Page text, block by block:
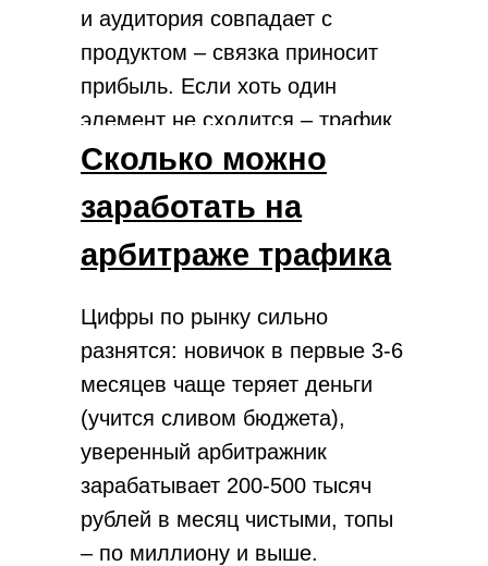
и аудитория совпадает с
продуктом – связка приносит
прибыль. Если хоть один
элемент не сходится – трафик
сливается без конверсий.
Сколько можно
заработать на
арбитраже трафика
Цифры по рынку сильно
разнятся: новичок в первые 3-6
месяцев чаще теряет деньги
(учится сливом бюджета),
уверенный арбитражник
зарабатывает 200-500 тысяч
рублей в месяц чистыми, топы
– по миллиону и выше.